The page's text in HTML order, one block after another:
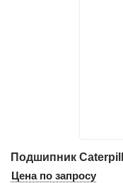
Цена по запросу